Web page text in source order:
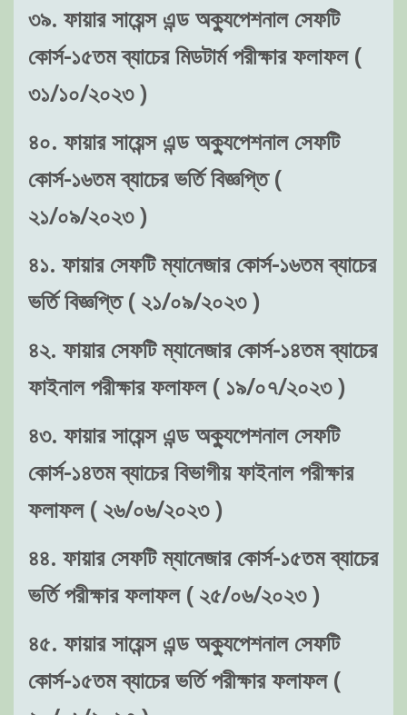
৩৯. ফায়ার সায়েন্স এন্ড অক্যুপেশনাল সেফটি
কোর্স-১৫তম ব্যাচের মিডটার্ম পরীক্ষার ফলাফল (
৩১/১০/২০২৩ )
৪০. ফায়ার সায়েন্স এন্ড অক্যুপেশনাল সেফটি
কোর্স-১৬তম ব্যাচের ভর্তি বিজ্ঞপ্তি (
২১/০৯/২০২৩ )
৪১. ফায়ার সেফটি ম্যানেজার কোর্স-১৬তম ব্যাচের
ভর্তি বিজ্ঞপ্তি ( ২১/০৯/২০২৩ )
৪২. ফায়ার সেফটি ম্যানেজার কোর্স-১৪তম ব্যাচের
ফাইনাল পরীক্ষার ফলাফল ( ১৯/০৭/২০২৩ )
৪৩. ফায়ার সায়েন্স এন্ড অক্যুপেশনাল সেফটি
কোর্স-১৪তম ব্যাচের বিভাগীয় ফাইনাল পরীক্ষার
ফলাফল ( ২৬/০৬/২০২৩ )
৪৪. ফায়ার সেফটি ম্যানেজার কোর্স-১৫তম ব্যাচের
ভর্তি পরীক্ষার ফলাফল ( ২৫/০৬/২০২৩ )
৪৫. ফায়ার সায়েন্স এন্ড অক্যুপেশনাল সেফটি
কোর্স-১৫তম ব্যাচের ভর্তি পরীক্ষার ফলাফল (